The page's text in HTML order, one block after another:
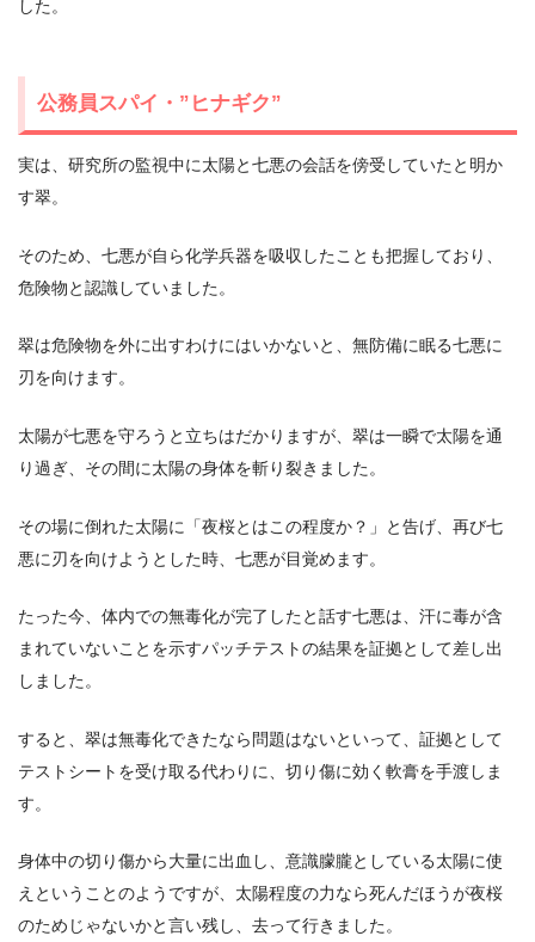
した。
公務員スパイ・”ヒナギク”
実は、研究所の監視中に太陽と七悪の会話を傍受していたと明か
す翠。
そのため、七悪が自ら化学兵器を吸収したことも把握しており、
危険物と認識していました。
翠は危険物を外に出すわけにはいかないと、無防備に眠る七悪に
刃を向けます。
太陽が七悪を守ろうと立ちはだかりますが、翠は一瞬で太陽を通
り過ぎ、その間に太陽の身体を斬り裂きました。
その場に倒れた太陽に「夜桜とはこの程度か？」と告げ、再び七
悪に刃を向けようとした時、七悪が目覚めます。
たった今、体内での無毒化が完了したと話す七悪は、汗に毒が含
まれていないことを示すパッチテストの結果を証拠として差し出
しました。
すると、翠は無毒化できたなら問題はないといって、証拠として
テストシートを受け取る代わりに、切り傷に効く軟膏を手渡しま
す。
身体中の切り傷から大量に出血し、意識朦朧としている太陽に使
えということのようですが、太陽程度の力なら死んだほうが夜桜
のためじゃないかと言い残し、去って行きました。